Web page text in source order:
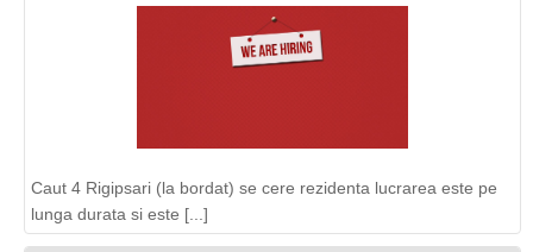
Caut 4 Rigipsari (la bordat) se cere rezidenta lucrarea este pe
lunga durata si este [...]